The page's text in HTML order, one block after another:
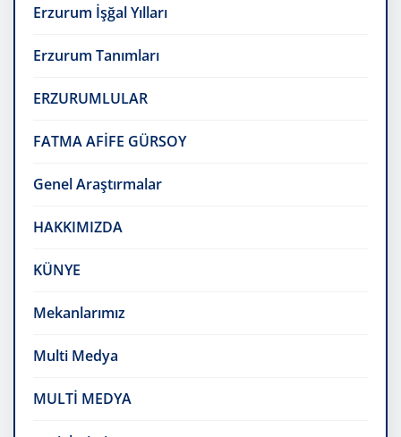
Erzurum İşğal Yılları
Erzurum Tanımları
ERZURUMLULAR
FATMA AFİFE GÜRSOY
Genel Araştırmalar
HAKKIMIZDA
KÜNYE
Mekanlarımız
Multi Medya
MULTİ MEDYA